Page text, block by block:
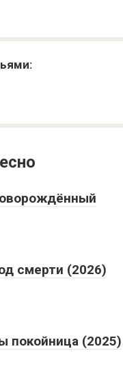
смерти (2026)
покойница (2025)